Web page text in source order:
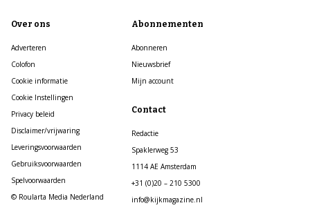
Over ons
Adverteren
Colofon
Cookie informatie
Cookie Instellingen
Privacy beleid
Disclaimer/vrijwaring
Leveringsvoorwaarden
Gebruiksvoorwaarden
Spelvoorwaarden
© Roularta Media Nederland
Abonnementen
Abonneren
Nieuwsbrief
Mijn account
Contact
Redactie
Spaklerweg 53
1114 AE Amsterdam
+31 (0)20 – 210 5300
info@kijkmagazine.nl